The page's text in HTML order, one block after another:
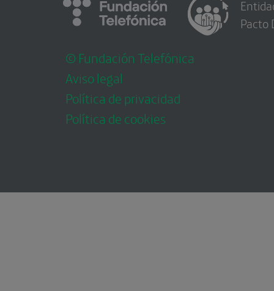
© Fundación Telefónica
Aviso legal
Política de privacidad
Política de cookies
Pacto